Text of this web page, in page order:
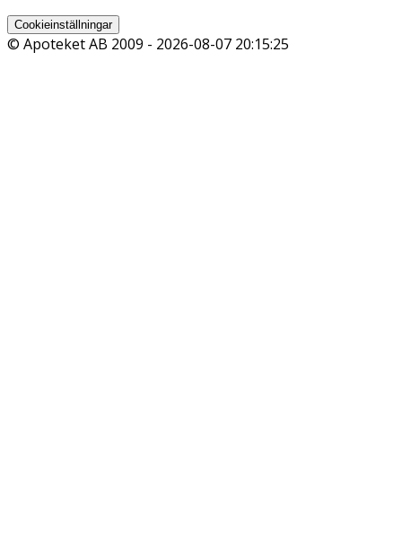
Cookieinställningar
© Apoteket AB 2009 - 2026-08-07 20:15:25